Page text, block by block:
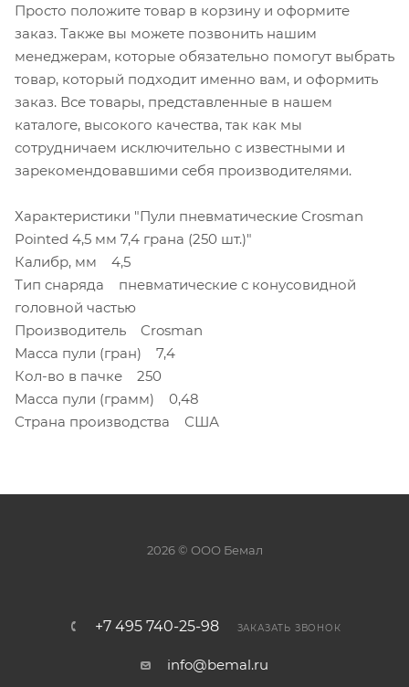
Просто положите товар в корзину и оформите
заказ. Также вы можете позвонить нашим
менеджерам, которые обязательно помогут выбрать
товар, который подходит именно вам, и оформить
заказ. Все товары, представленные в нашем
каталоге, высокого качества, так как мы
сотрудничаем исключительно с известными и
зарекомендовавшими себя производителями.
Характеристики "Пули пневматические Crosman
Pointed 4,5 мм 7,4 грана (250 шт.)"
Калибр, мм 4,5
Тип снаряда пневматические с конусовидной
головной частью
Производитель Crosman
Масса пули (гран) 7,4
Кол-во в пачке 250
Масса пули (грамм) 0,48
Страна производства США
2026 © ООО Бемал
+7 495 740-25-98 ЗАКАЗАТЬ ЗВОНОК
info@bemal.ru